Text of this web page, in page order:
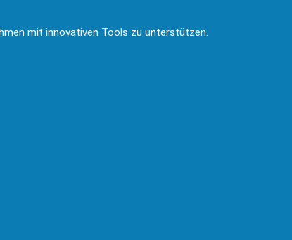
mit innovativen Tools zu unterstützen.